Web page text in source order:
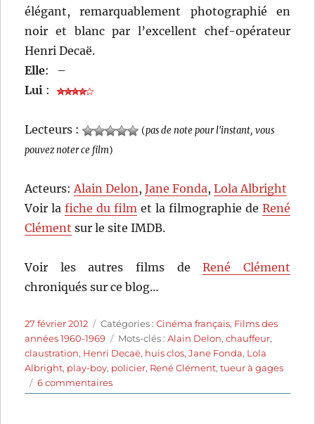
élégant, remarquablement photographié en
noir et blanc par l’excellent chef-opérateur
Henri Decaë.
Elle:
–
Lui :
Lecteurs : (pas de note pour l'instant, vous
pouvez noter ce film)
Acteurs:Alain Delon,Jane Fonda,Lola Albright
Voir lafiche du film et la filmographie de René
Clément sur le site IMDB.
Voir les autres films deRené Clément
chroniqués sur ce blog…
Publié
le
27 février 2012 Catégories
Catégories :Cinéma français, Films des
années 1960-1969
Étiquettes
Mots-clés :Alain Delon,chauffeur,
claustration, Henri Decaë, huis clos,Jane Fonda, Lola
Albright, play-boy, policier, René Clément,tueur à gages
6 commentairessur
Les